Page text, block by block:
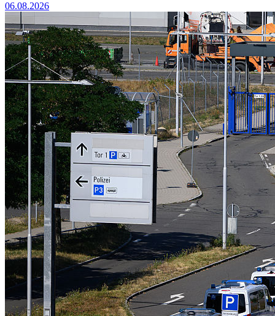
06.08.2026